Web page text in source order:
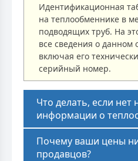
Идентификационная
на теплообменнике в
подводящих труб. На
все сведения о данном
включая его
серийный номер.
Что делать, если нет
информации о
Почему ваши цены
продавцов?